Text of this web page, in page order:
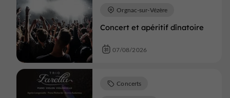
Concert et apéritif dînatoire
Orgnac-sur-Vézère
07/08/2026
Concerts